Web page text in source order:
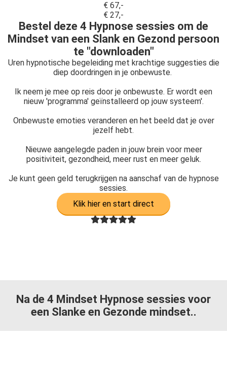
€ 67,-
€ 27,-
Bestel deze 4 Hypnose sessies om de
Mindset van een Slank en Gezond persoon
te "downloaden"
Uren hypnotische begeleiding met krachtige suggesties die
diep doordringen in je onbewuste.
Ik neem je mee op reis door je onbewuste. Er wordt een
nieuw 'programma' geïnstalleerd op jouw systeem'.
Onbewuste emoties veranderen en het beeld dat je over
jezelf hebt.
Nieuwe aangelegde paden in jouw brein voor meer
positiviteit, gezondheid, meer rust en meer geluk.
Je kunt geen geld terugkrijgen na aanschaf van de hypnose
sessies.
Klik hier en start direct
Na de 4 Mindset Hypnose sessies voor
een Slanke en Gezonde mindset..